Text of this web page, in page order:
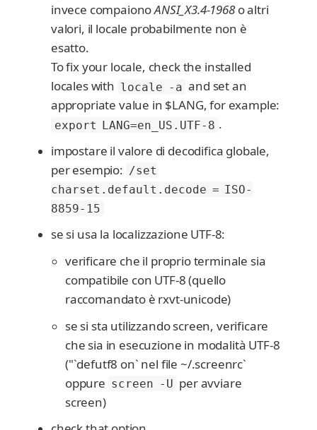
invece compaionoANSI_X3.4-1968o altri
valori, il locale probabilmente non è
esatto.
To fix your locale, check the installed
locales with locale -a and set an
appropriate value in $LANG, for example:
export LANG=en_US.UTF-8 .
impostare il valore di decodifica globale,
per esempio: /set
charset.default.decode = ISO-
8859-15
se si usa la localizzazione UTF-8:
verificare che il proprio terminale sia
compatibile con UTF-8 (quello
raccomandato è rxvt-unicode)
se si sta utilizzando screen, verificare
che sia in esecuzione in modalità UTF-8
("`defutf8 on` nel file ~/.screenrc`
oppure screen -U per avviare
screen)